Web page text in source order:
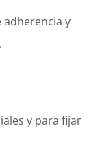
adherencia y
y para fijar